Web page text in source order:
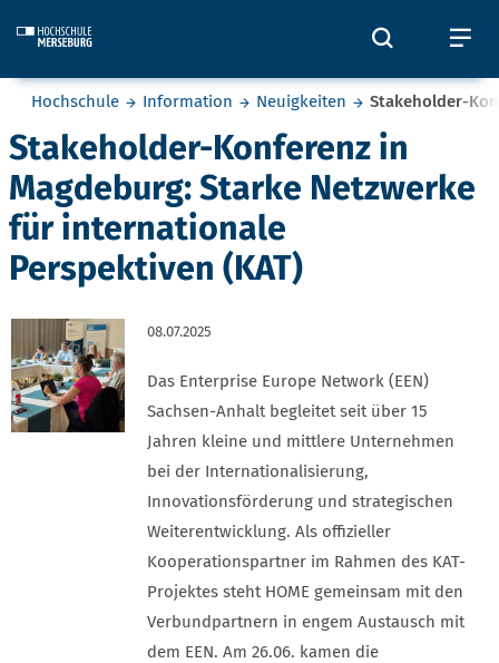
Öffnet
Sie befinden sich hier:
Hochschule Information Neuigkeiten Stakeholder-
Stakeholder-Konferenz in
Magdeburg: Starke Netzwerke
für internationale
Perspektiven (KAT)
08.07.2025
Das Enterprise Europe Network (EEN)
Sachsen-Anhalt begleitet seit über 15
Jahren kleine und mittlere Unternehmen
bei der Internationalisierung,
Innovationsförderung und strategischen
Weiterentwicklung. Als offizieller
Kooperationspartner im Rahmen des KAT-
Projektes steht HOME gemeinsam mit den
Verbundpartnern in engem Austausch mit
dem EEN. Am 26.06. kamen die